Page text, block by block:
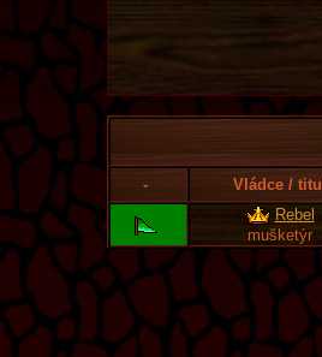
- Vládce / titul
Rebel
mušketýr